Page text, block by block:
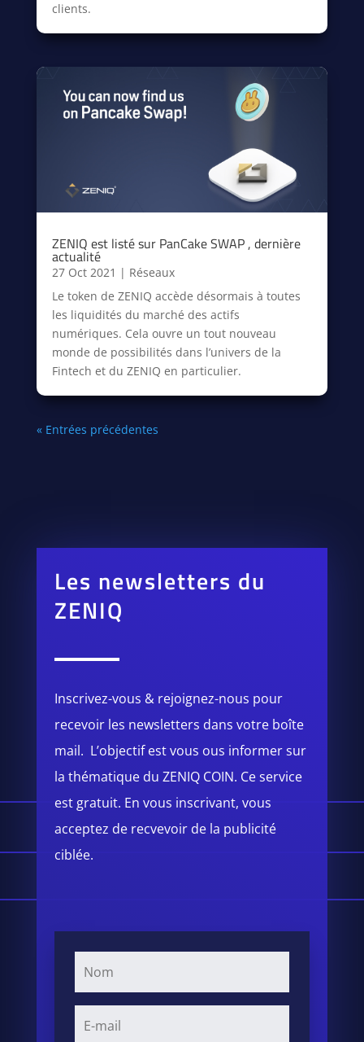
clients.
ZENIQ est listé sur PanCake SWAP , dernière
actualité
27 Oct 2021 | Réseaux
Le token de ZENIQ accède désormais à toutes
les liquidités du marché des actifs
numériques. Cela ouvre un tout nouveau
monde de possibilités dans l’univers de la
Fintech et du ZENIQ en particulier.
« Entrées précédentes
Les newsletters du
ZENIQ
Inscrivez-vous & rejoignez-nous pour
recevoir les newsletters dans votre boîte
mail. L’objectif est vous ous informer sur
la thématique du ZENIQ COIN. Ce service
est gratuit. En vous inscrivant, vous
acceptez de recvevoir de la publicité
ciblée.